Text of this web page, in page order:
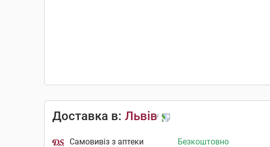
Доставка в: Львів
Самовивіз з аптеки Безкоштовно